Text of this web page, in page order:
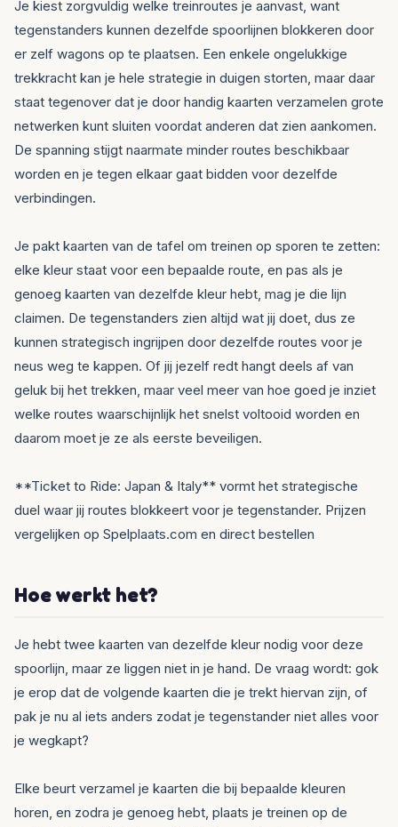
Je kiest zorgvuldig welke treinroutes je aanvast, want
tegenstanders kunnen dezelfde spoorlijnen blokkeren door
er zelf wagons op te plaatsen. Een enkele ongelukkige
trekkracht kan je hele strategie in duigen storten, maar daar
staat tegenover dat je door handig kaarten verzamelen grote
netwerken kunt sluiten voordat anderen dat zien aankomen.
De spanning stijgt naarmate minder routes beschikbaar
worden en je tegen elkaar gaat bidden voor dezelfde
verbindingen.
Je pakt kaarten van de tafel om treinen op sporen te zetten:
elke kleur staat voor een bepaalde route, en pas als je
genoeg kaarten van dezelfde kleur hebt, mag je die lijn
claimen. De tegenstanders zien altijd wat jij doet, dus ze
kunnen strategisch ingrijpen door dezelfde routes voor je
neus weg te kappen. Of jij jezelf redt hangt deels af van
geluk bij het trekken, maar veel meer van hoe goed je inziet
welke routes waarschijnlijk het snelst voltooid worden en
daarom moet je ze als eerste beveiligen.
**Ticket to Ride: Japan & Italy** vormt het strategische
duel waar jij routes blokkeert voor je tegenstander. Prijzen
vergelijken op Spelplaats.com en direct bestellen
Hoe werkt het?
Je hebt twee kaarten van dezelfde kleur nodig voor deze
spoorlijn, maar ze liggen niet in je hand. De vraag wordt: gok
je erop dat de volgende kaarten die je trekt hiervan zijn, of
pak je nu al iets anders zodat je tegenstander niet alles voor
je wegkapt?
Elke beurt verzamel je kaarten die bij bepaalde kleuren
horen, en zodra je genoeg hebt, plaats je treinen op de